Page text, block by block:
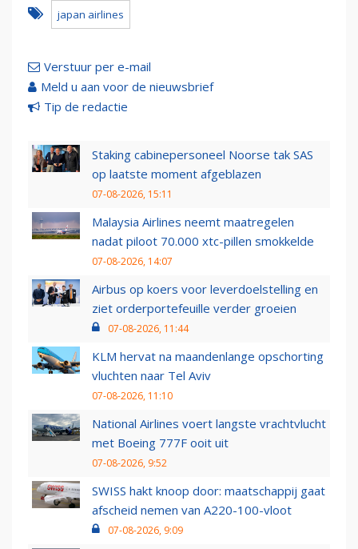
japan airlines
Verstuur per e-mail
Meld u aan voor de nieuwsbrief
Tip de redactie
Staking cabinepersoneel Noorse tak SAS
op laatste moment afgeblazen
07-08-2026, 15:11
Malaysia Airlines neemt maatregelen
nadat piloot 70.000 xtc-pillen smokkelde
07-08-2026, 14:07
Airbus op koers voor leverdoelstelling en
ziet orderportefeuille verder groeien
07-08-2026, 11:44
KLM hervat na maandenlange opschorting
vluchten naar Tel Aviv
07-08-2026, 11:10
National Airlines voert langste vrachtvlucht
met Boeing 777F ooit uit
07-08-2026, 9:52
SWISS hakt knoop door: maatschappij gaat
afscheid nemen van A220-100-vloot
07-08-2026, 9:09